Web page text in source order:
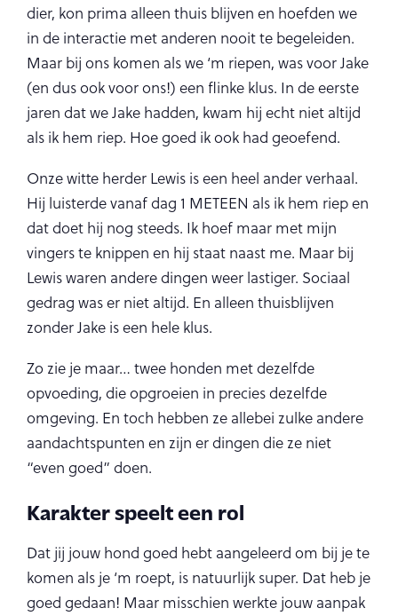
dier, kon prima alleen thuis blijven en hoefden we
in de interactie met anderen nooit te begeleiden.
Maar bij ons komen als we ‘m riepen, was voor Jake
(en dus ook voor ons!) een flinke klus. In de eerste
jaren dat we Jake hadden, kwam hij echt niet altijd
als ik hem riep. Hoe goed ik ook had geoefend.
Onze witte herder Lewis is een heel ander verhaal.
Hij luisterde vanaf dag 1 METEEN als ik hem riep en
dat doet hij nog steeds. Ik hoef maar met mijn
vingers te knippen en hij staat naast me. Maar bij
Lewis waren andere dingen weer lastiger. Sociaal
gedrag was er niet altijd. En alleen thuisblijven
zonder Jake is een hele klus.
Zo zie je maar… twee honden met dezelfde
opvoeding, die opgroeien in precies dezelfde
omgeving. En toch hebben ze allebei zulke andere
aandachtspunten en zijn er dingen die ze niet
“even goed” doen.
Karakter speelt een rol
Dat jij jouw hond goed hebt aangeleerd om bij je te
komen als je ‘m roept, is natuurlijk super. Dat heb je
goed gedaan! Maar misschien werkte jouw aanpak